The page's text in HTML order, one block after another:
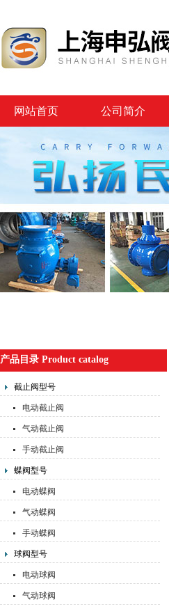
网站首页 公司简介
产品目录 Product catalog
截止阀型号
电动截止阀
气动截止阀
手动截止阀
蝶阀型号
电动蝶阀
气动蝶阀
手动蝶阀
球阀型号
电动球阀
气动球阀